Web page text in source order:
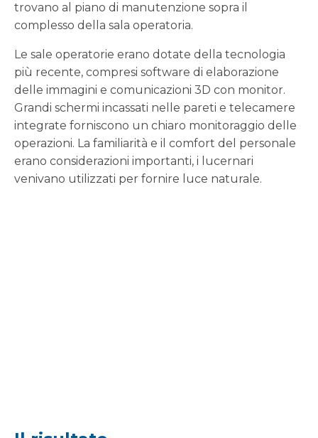
trovano al piano di manutenzione sopra il
complesso della sala operatoria.
Le sale operatorie erano dotate della tecnologia
più recente, compresi software di elaborazione
delle immagini e comunicazioni 3D con monitor.
Grandi schermi incassati nelle pareti e telecamere
integrate forniscono un chiaro monitoraggio delle
operazioni. La familiarità e il comfort del personale
erano considerazioni importanti, i lucernari
venivano utilizzati per fornire luce naturale.